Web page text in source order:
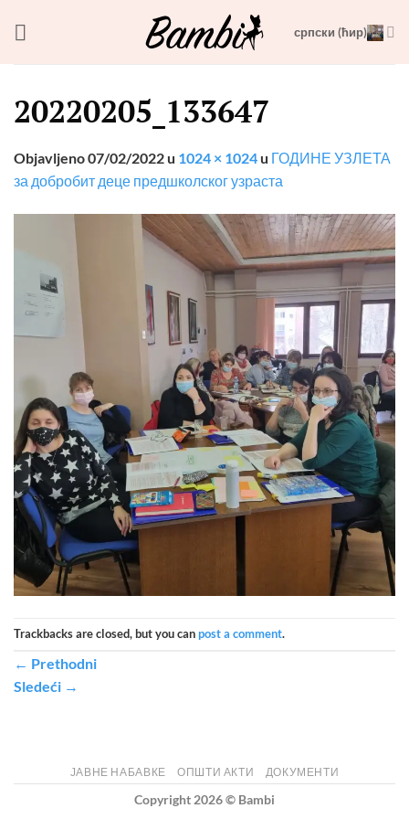
српски (ћир)
20220205_133647
Objavljeno07/02/2022 u 1024 × 1024 u ГОДИНЕ УЗЛЕТА
за добробит деце предшколског узраста
Trackbacks are closed, but you canpost a comment.
← Prethodni
Sledeći →
ЈАВНЕ НАБАВКЕ ОПШТИ АКТИ ДОКУМЕНТИ
Copyright 2026 © Bambi